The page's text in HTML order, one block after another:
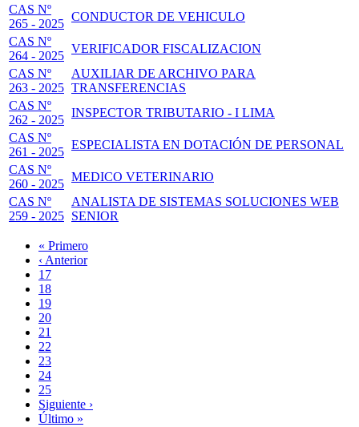
CAS Nº
265 - 2025
CONDUCTOR DE VEHICULO
CAS Nº
264 - 2025
VERIFICADOR FISCALIZACION
CAS Nº
263 - 2025
AUXILIAR DE ARCHIVO PARA
TRANSFERENCIAS
CAS Nº
262 - 2025
INSPECTOR TRIBUTARIO - I LIMA
CAS Nº
261 - 2025
ESPECIALISTA EN DOTACIÓN DE PERSONAL
CAS Nº
260 - 2025
MEDICO VETERINARIO
CAS Nº
259 - 2025
ANALISTA DE SISTEMAS SOLUCIONES WEB
SENIOR
Paginación
Primera
página
« Primero
Página
anterior
‹ Anterior
Page
17
Page
18
Page
19
Page
20
Página
actual
21
Page
22
Page
23
Page
24
Page
25
Siguiente
página
Siguiente ›
Última
Último »